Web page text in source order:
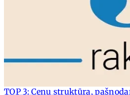
TOP 3: Cenu struktūra,